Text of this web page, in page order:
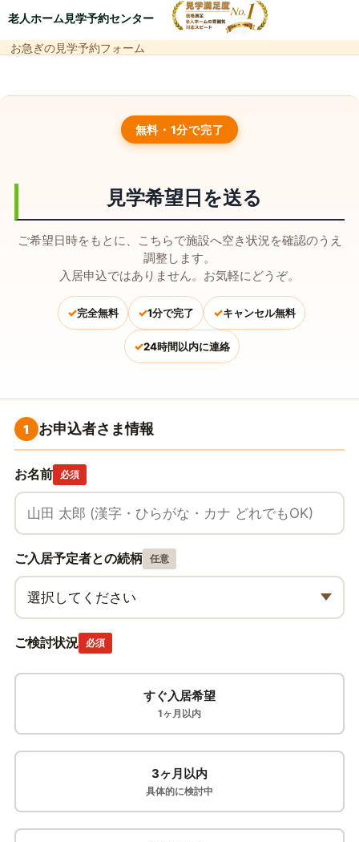
老人ホーム見学予約センター
お急ぎの見学予約フォーム
無料・1分で完了
見学希望日を送る
ご希望日時をもとに、こちらで施設へ空き状況を確認のうえ
調整します。
入居申込ではありません。お気軽にどうぞ。
✓完全無料 ✓1分で完了 ✓キャンセル無料
✓24時間以内に連絡
1 お申込者さま情報
お名前 必須
ご入居予定者との続柄 任意
ご検討状況 必須
すぐ入居希望
1ヶ月以内
3ヶ月以内
具体的に検討中